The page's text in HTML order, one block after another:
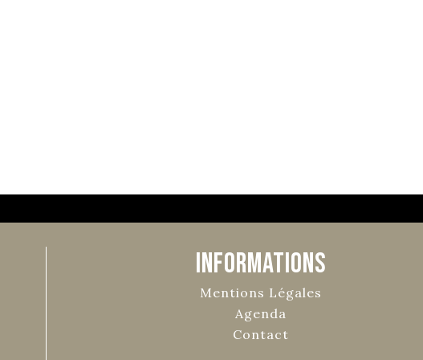
Informations
Mentions Légales
Agenda
Contact